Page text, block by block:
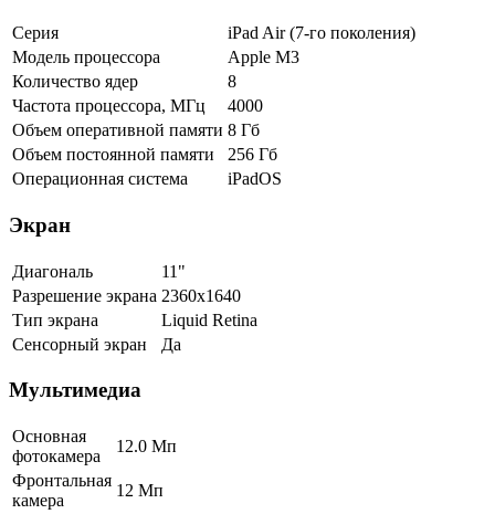
Серия
iPad Air (7-го поколения)
Модель процессора
Apple M3
Количество ядер
8
Частота процессора, МГц
4000
Объем оперативной памяти 8 Гб
Объем постоянной памяти
256 Гб
Операционная система
iPadOS
Экран
Диагональ
11"
Разрешение экрана 2360x1640
Тип экрана
Liquid Retina
Сенсорный экран
Да
Мультимедиа
Основная
фотокамера
12.0 Мп
Фронтальная
камера
12 Мп